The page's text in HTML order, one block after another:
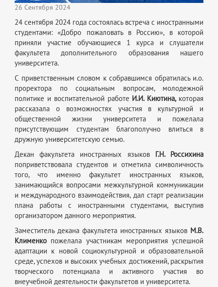
26 Сентября 2024
24 сентября 2024 года состоялась встреча с иностранными
студентами: «Добро пожаловать в Россию», в которой
приняли участие обучающиеся 1 курса и слушатели
факультета дополнительного образования нашего
университета.
С приветственным словом к собравшимся обратилась и.о.
проректора по социальным вопросам, молодежной
политике и воспитательной работе И.И. Киютина, которая
рассказала о возможностях участия в культурной и
общественной жизни университета и пожелала
присутствующим студентам благополучно влиться в
дружную университетскую семью.
Декан факультета иностранных языков Г.Н. Россихина
поприветствовала студентов и отметила символичность
того, что именно факультет иностранных языков,
занимающийся вопросами межкультурной коммуникации
и международного взаимодействия, дал старт реализации
плана работы с иностранными студентами, выступив
организатором данного мероприятия.
Заместитель декана факультета иностранных языков М.В.
Клименко пожелала участникам мероприятия успешной
адаптации к новой социокультурной и образовательной
среде, успехов и высоких учебных достижений, раскрытия
творческого потенциала и активного участия во
внеучебной деятельности факультетов и университета.